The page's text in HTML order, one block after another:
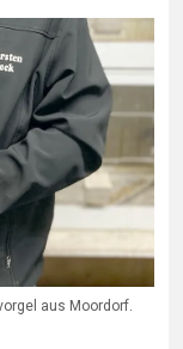
aus Moordorf.